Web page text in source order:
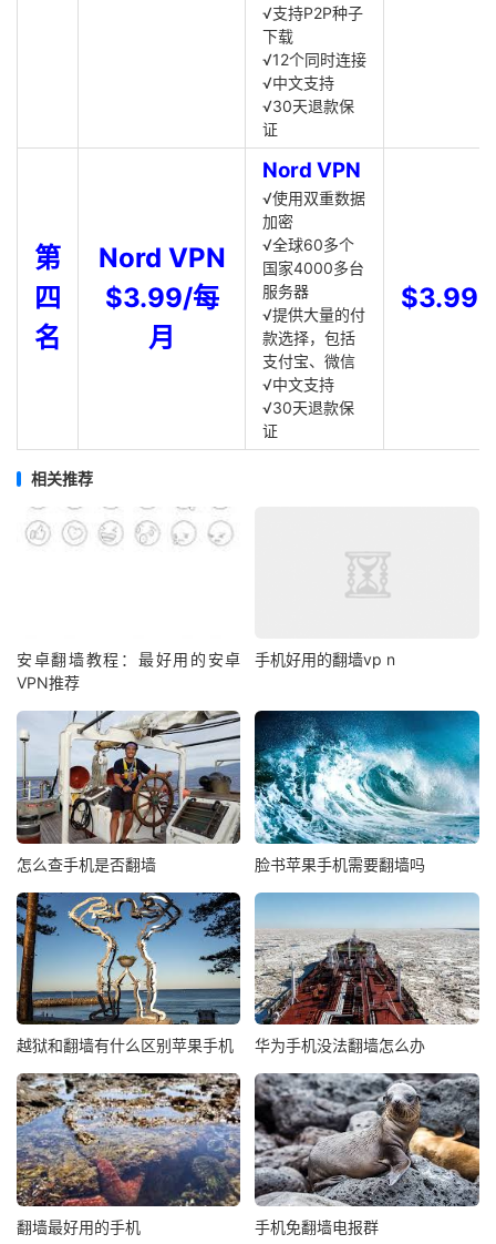
√支持P2P种子
下载
√12个同时连接
√中文支持
√30天退款保
证
第
四
名
Nord VPN
$3.99/每
月
Nord VPN
√使用双重数据
加密
√全球60多个
国家4000多台
服务器
√提供大量的付
款选择，包括
支付宝、微信
√中文支持
√30天退款保
证
$3.99
相关推荐
安卓翻墙教程：最好用的安卓
VPN推荐
手机好用的翻墙vp n
怎么查手机是否翻墙 脸书苹果手机需要翻墙吗
越狱和翻墙有什么区别苹果手机 华为手机没法翻墙怎么办
翻墙最好用的手机 手机免翻墙电报群